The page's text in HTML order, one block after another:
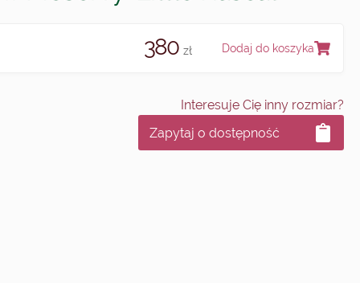
380 zł Dodaj do koszyka
Interesuje Cię inny rozmiar?
Zapytaj o dostępność